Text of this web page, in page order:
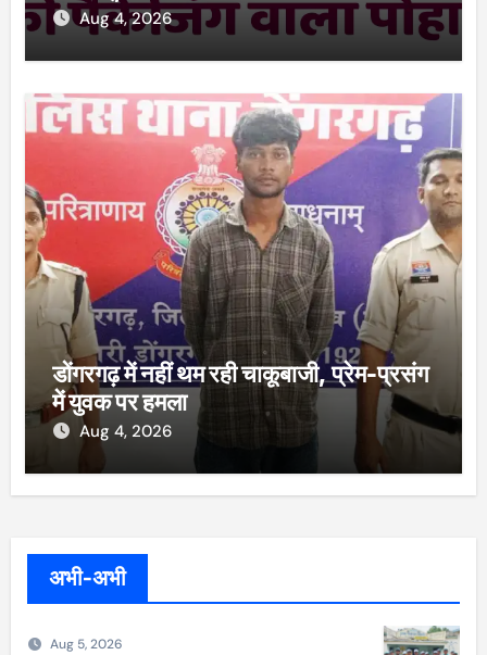
Aug 4, 2026
डोंगरगढ़ में नहीं थम रही चाकूबाजी, प्रेम-प्रसंग
में युवक पर हमला
Aug 4, 2026
अभी-अभी
Aug 5, 2026